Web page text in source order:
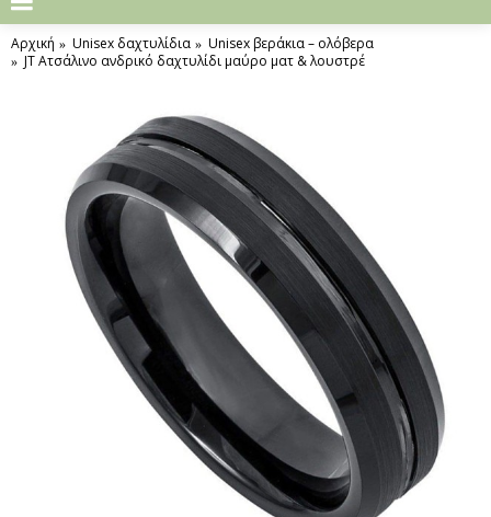
Αρχική Unisex δαχτυλίδια
Unisex βεράκια – oλόβερα
JT Ατσάλινο ανδρικό δαχτυλίδι μαύρο ματ & λουστρέ